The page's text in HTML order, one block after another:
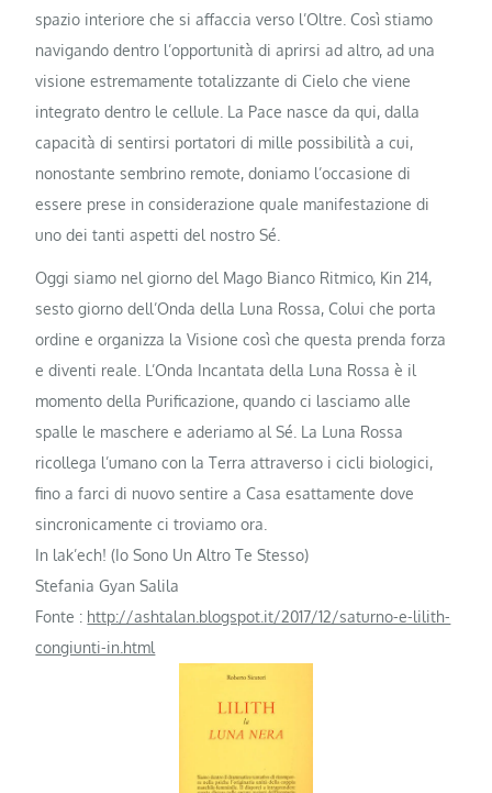
spazio interiore che si affaccia verso l’Oltre. Così stiamo
navigando dentro l’opportunità di aprirsi ad altro, ad una
visione estremamente totalizzante di Cielo che viene
integrato dentro le cellule. La Pace nasce da qui, dalla
capacità di sentirsi portatori di mille possibilità a cui,
nonostante sembrino remote, doniamo l’occasione di
essere prese in considerazione quale manifestazione di
uno dei tanti aspetti del nostro Sé.
Oggi siamo nel giorno del Mago Bianco Ritmico, Kin 214,
sesto giorno dell’Onda della Luna Rossa, Colui che porta
ordine e organizza la Visione così che questa prenda forza
e diventi reale. L’Onda Incantata della Luna Rossa è il
momento della Purificazione, quando ci lasciamo alle
spalle le maschere e aderiamo al Sé. La Luna Rossa
ricollega l’umano con la Terra attraverso i cicli biologici,
fino a farci di nuovo sentire a Casa esattamente dove
sincronicamente ci troviamo ora.
In lak’ech! (Io Sono Un Altro Te Stesso)
Stefania Gyan Salila
Fonte : http://ashtalan.blogspot.it/2017/12/saturno-e-lilith-
congiunti-in.html